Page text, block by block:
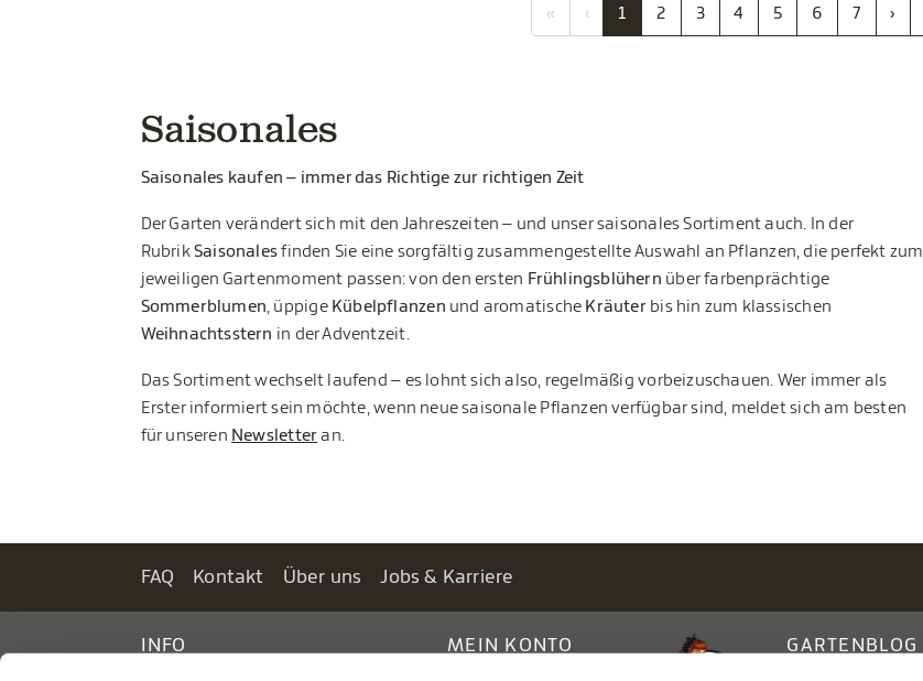
« ‹ 1 2 3 4 5 6 7 ›
Saisonales
Saisonales kaufen – immer das Richtige zur richtigen Zeit
Der Garten verändert sich mit den Jahreszeiten – und unser saisonales Sortiment auch. In der
RubrikSaisonalesfinden Sie eine sorgfältig zusammengestellte Auswahl an Pflanzen, die perfekt zum
jeweiligen Gartenmoment passen: von den ersten Frühlingsblühern über farbenprächtige
Sommerblumen, üppige Kübelpflanzen und aromatische Kräuterbis hin zum klassischen
Weihnachtsstern in der Adventzeit.
Das Sortiment wechselt laufend – es lohnt sich also, regelmäßig vorbeizuschauen. Wer immer als
Erster informiert sein möchte, wenn neue saisonale Pflanzen verfügbar sind, meldet sich am besten
für unseren Newsletteran.
FAQ Kontakt Über uns Jobs & Karriere
INFO MEIN KONTO GARTENBLOG